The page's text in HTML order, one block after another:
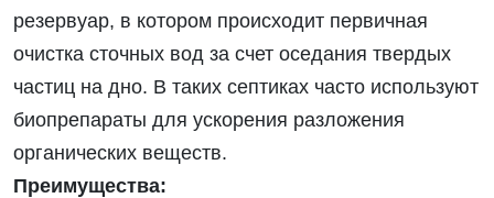
резервуар, в котором происходит первичная
очистка сточных вод за счет оседания твердых
частиц на дно. В таких септиках часто используют
биопрепараты для ускорения разложения
органических веществ.
Преимущества: